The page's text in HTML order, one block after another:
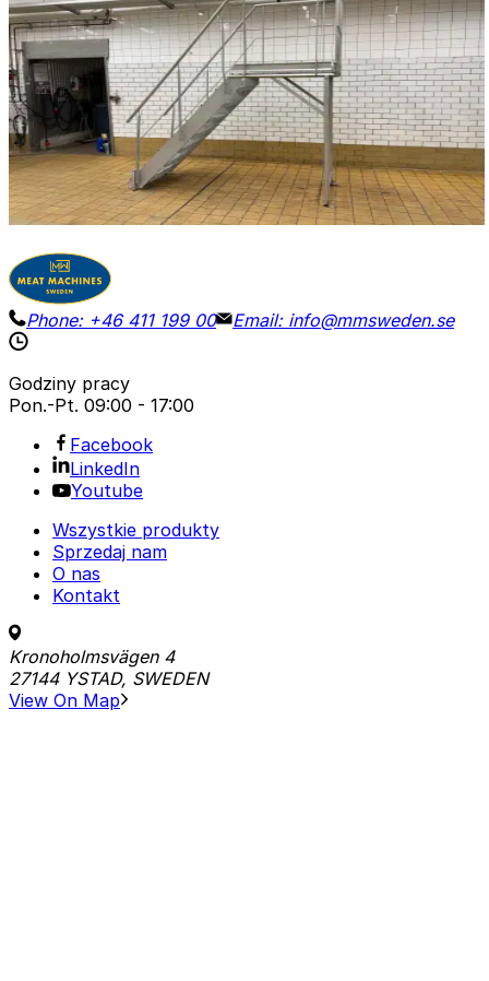
STAIR / PLATFORM
ID NR 3272
220 x 75 x 290 cm
Platforma ze stali nierdzewnej do inspekcji lub do użycia
jako pomost. Wysokość stopnia: 130 cm.
Szczegóły Poproś o wycenę
Phone: +46 411 199 00 Email: info@mmsweden.se
Godziny pracy
Pon.-Pt. 09:00 - 17:00
Facebook
LinkedIn
Youtube
Wszystkie produkty
Sprzedaj nam
O nas
Kontakt
Kronoholmsvägen 4
27144 YSTAD, SWEDEN
View On Map